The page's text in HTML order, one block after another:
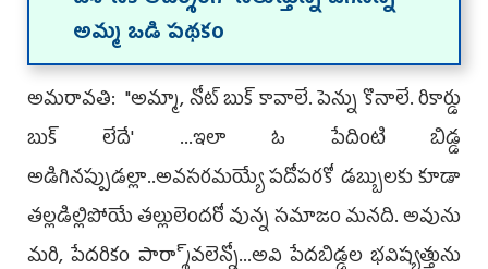
అమ్మ ఒడి పథకం
అమరావతి: "అమ్మా, నోట్‌ బుక్‌ కావాలే. పెన్ను కొనాలే. రికార్డు
బుక్‌ లేదే' ...ఇలా ఓ పేదింటి బిడ్డ
అడిగినప్పుడల్లా..అవసరమయ్యే పదోపరకో డబ్బులకు కూడా
తల్లడిల్లిపోయే తల్లులెందరో వున్న సమాజం మనది. అవును
మరి, పేదరికం పార్శా్వలెన్నో...అవి పేదబిడ్డల భవిష్యత్తును